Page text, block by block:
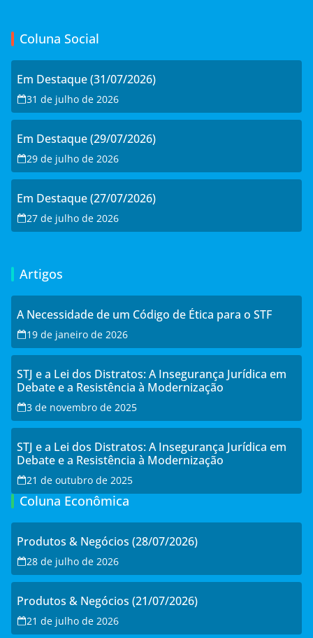
Coluna Social
Em Destaque (31/07/2026)
31 de julho de 2026
Em Destaque (29/07/2026)
29 de julho de 2026
Em Destaque (27/07/2026)
27 de julho de 2026
Artigos
A Necessidade de um Código de Ética para o STF
19 de janeiro de 2026
STJ e a Lei dos Distratos: A Insegurança Jurídica em
Debate e a Resistência à Modernização
3 de novembro de 2025
STJ e a Lei dos Distratos: A Insegurança Jurídica em
Debate e a Resistência à Modernização
21 de outubro de 2025
Coluna Econômica
Produtos & Negócios (28/07/2026)
28 de julho de 2026
Produtos & Negócios (21/07/2026)
21 de julho de 2026